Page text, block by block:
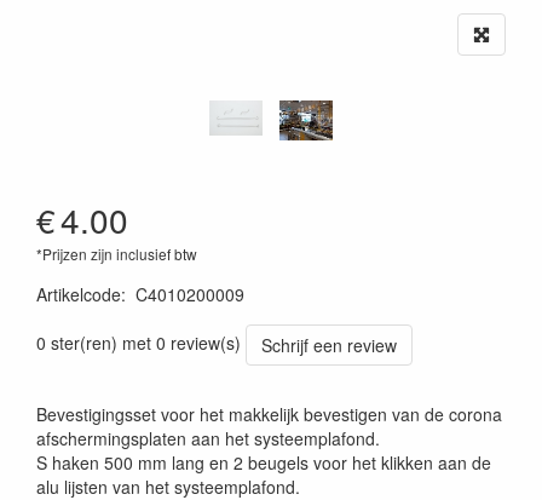
€4.00
*Prijzen zijn inclusief btw
Artikelcode: C4010200009
0 ster(ren) met 0 review(s)
Schrijf een review
Bevestigingsset voor het makkelijk bevestigen van de corona
afschermingsplaten aan het systeemplafond.
S haken 500 mm lang en 2 beugels voor het klikken aan de
alu lijsten van het systeemplafond.